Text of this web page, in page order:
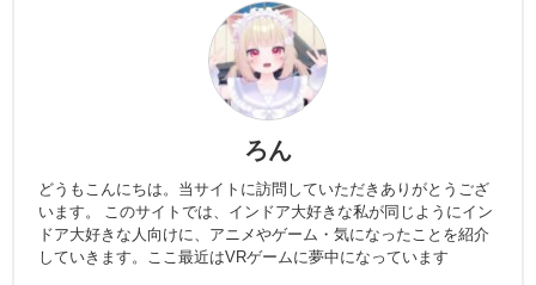
ろん
どうもこんにちは。当サイトに訪問していただきありがとうござ
います。 このサイトでは、インドア大好きな私が同じようにイン
ドア大好きな人向けに、アニメやゲーム・気になったことを紹介
していきます。ここ最近はVRゲームに夢中になっています